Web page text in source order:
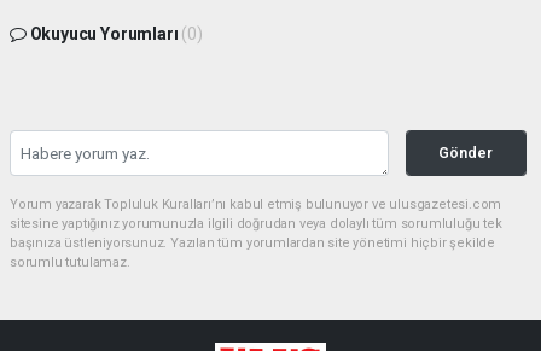
Okuyucu Yorumları (0)
Gönder
Yorum yazarak Topluluk Kuralları’nı kabul etmiş bulunuyor ve ulusgazetesi.com
sitesine yaptığınız yorumunuzla ilgili doğrudan veya dolaylı tüm sorumluluğu tek
başınıza üstleniyorsunuz. Yazılan tüm yorumlardan site yönetimi hiçbir şekilde
sorumlu tutulamaz.